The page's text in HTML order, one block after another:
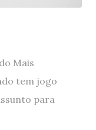
Mais
tem jogo
para